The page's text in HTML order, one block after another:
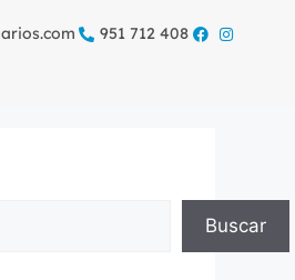
951 712 408
Buscar